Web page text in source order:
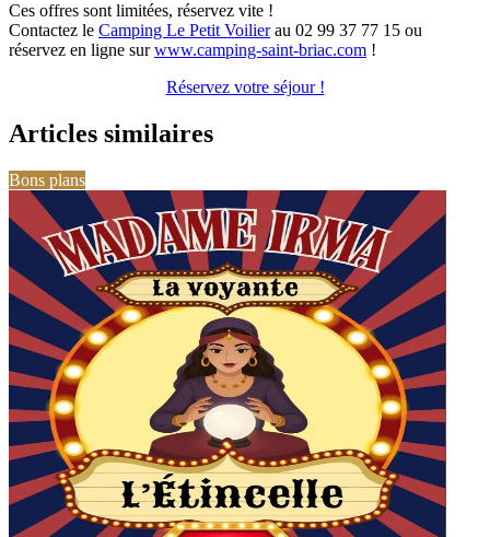
Ces offres sont limitées, réservez vite !
Contactez le Camping Le Petit Voilierau 02 99 37 77 15 ou
réservez en ligne surwww.camping-saint-briac.com !
Réservez votre séjour !
Articles similaires
Bons plans